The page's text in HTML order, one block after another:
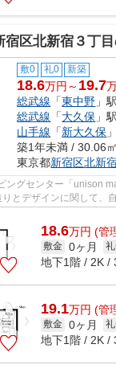
宿区北新宿３丁
敷0 礼0 新築
18.6万円～ 19.7
総武線 「東中野 」
総武線 「大久保 」
山手線 「新大久保
築1年未満 / 30.06
東京都新宿区北新
ングセンター「unison
とデザインに関して、
18.6万円 (管
敷金 0ヶ月
地下1階 / 2K /
19.1万円 (管
敷金 0ヶ月
地下1階 / 2K /